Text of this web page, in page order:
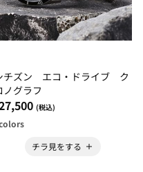
チズン エコ・ドライブ ク
ノグラフ
(税込)
チラ見をする